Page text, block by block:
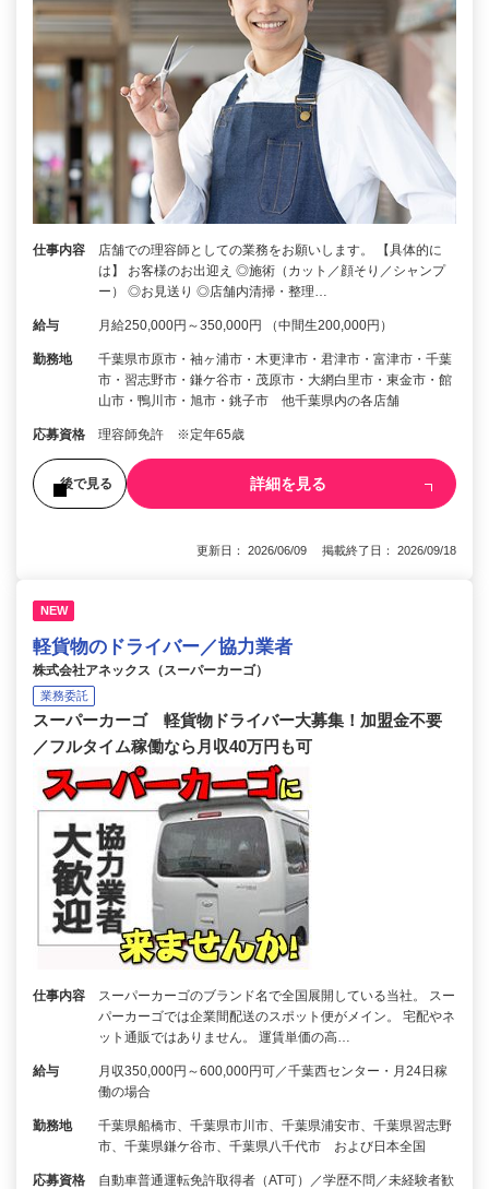
仕事内容
店舗での理容師としての業務をお願いします。 【具体的に
は】 お客様のお出迎え ◎施術（カット／顔そり／シャンプ
ー） ◎お見送り ◎店舗内清掃・整理…
給与 月給250,000円～350,000円 （中間生200,000円）
勤務地
千葉県市原市・袖ヶ浦市・木更津市・君津市・富津市・千葉
市・習志野市・鎌ケ谷市・茂原市・大網白里市・東金市・館
山市・鴨川市・旭市・銚子市 他千葉県内の各店舗
応募資格 理容師免許 ※定年65歳
後で見る 詳細を見る
更新日： 2026/06/09 掲載終了日： 2026/09/18
NEW
軽貨物のドライバー／協力業者
株式会社アネックス（スーパーカーゴ）
業務委託
スーパーカーゴ 軽貨物ドライバー大募集！加盟金不要
／フルタイム稼働なら月収40万円も可
仕事内容
スーパーカーゴのブランド名で全国展開している当社。 スー
パーカーゴでは企業間配送のスポット便がメイン。 宅配やネ
ット通販ではありません。 運賃単価の高…
給与
月収350,000円～600,000円可／千葉西センター・月24日稼
働の場合
勤務地
千葉県船橋市、千葉県市川市、千葉県浦安市、千葉県習志野
市、千葉県鎌ケ谷市、千葉県八千代市 および日本全国
応募資格
自動車普通運転免許取得者（AT可）／学歴不問／未経験者歓